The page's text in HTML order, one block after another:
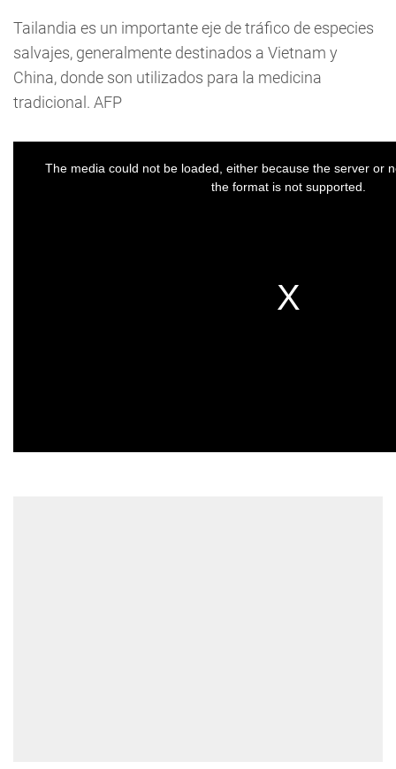
Tailandia es un importante eje de tráfico de especies
salvajes, generalmente destinados a Vietnam y
China, donde son utilizados para la medicina
tradicional. AFP